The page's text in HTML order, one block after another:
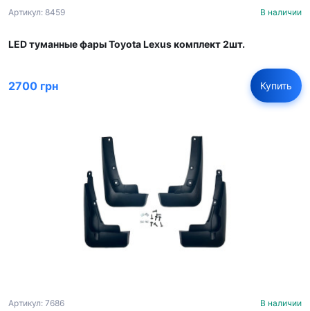
Артикул: 8459 В наличии
LED туманные фары Toyota Lexus комплект 2шт.
2700 грн Купить
Артикул: 7686 В наличии